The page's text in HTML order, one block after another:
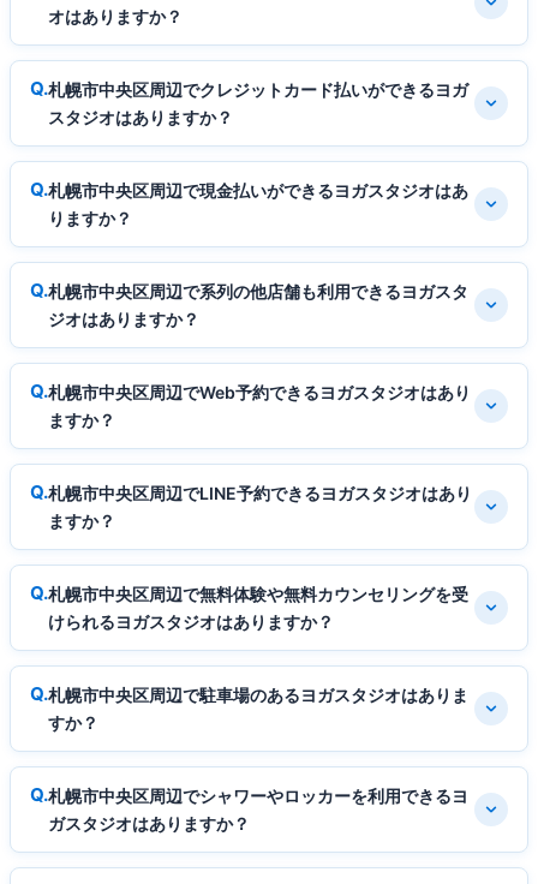
オはありますか？
札幌市中央区周辺でクレジットカード払いができるヨガ
スタジオはありますか？
札幌市中央区周辺で現金払いができるヨガスタジオはあ
りますか？
札幌市中央区周辺で系列の他店舗も利用できるヨガスタ
ジオはありますか？
札幌市中央区周辺でWeb予約できるヨガスタジオはあり
ますか？
札幌市中央区周辺でLINE予約できるヨガスタジオはあり
ますか？
札幌市中央区周辺で無料体験や無料カウンセリングを受
けられるヨガスタジオはありますか？
札幌市中央区周辺で駐車場のあるヨガスタジオはありま
すか？
札幌市中央区周辺でシャワーやロッカーを利用できるヨ
ガスタジオはありますか？